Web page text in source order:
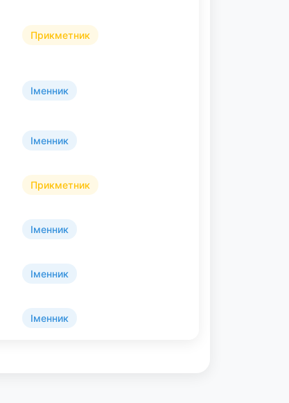
Прикметник
Іменник
Іменник
Прикметник
Іменник
Іменник
Іменник